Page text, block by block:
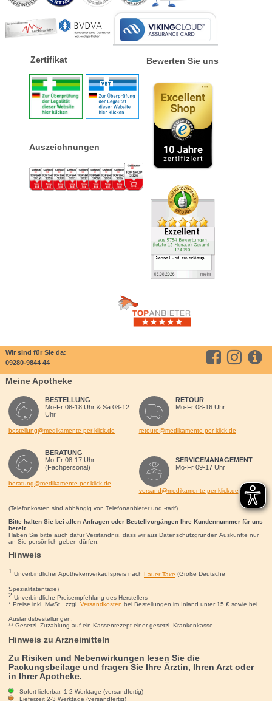
Zertifikat
Auszeichnungen
Bewerten Sie uns
Wir sind für Sie da:
09280-9844 44
Meine Apotheke
BESTELLUNG
Mo-Fr 08-18 Uhr & Sa 08-12
Uhr
bestellung@medikamente-per-klick.de
BERATUNG
Mo-Fr 08-17 Uhr
(Fachpersonal)
beratung@medikamente-per-klick.de
RETOUR
Mo-Fr 08-16 Uhr
retoure@medikamente-per-klick.de
SERVICEMANAGEMENT
Mo-Fr 09-17 Uhr
versand@medikamente-per-klick.de
(Telefonkosten sind abhängig von Telefonanbieter und -tarif)
Bitte halten Sie bei allen Anfragen oder Bestellvorgängen Ihre Kundennummer für uns
bereit.
Haben Sie bitte auch dafür Verständnis, dass wir aus Datenschutzgründen Auskünfte nur
an Sie persönlich geben dürfen.
Hinweis
1 Unverbindlicher Apothekenverkaufspreis nach Lauer-Taxe (Große Deutsche
Spezialitätentaxe)
2 Unverbindliche Preisempfehlung des Herstellers
* Preise inkl. MwSt., zzgl. Versandkosten bei Bestellungen im Inland unter 15 €sowie bei
Auslandsbestellungen.
** Gesetzl. Zuzahlung auf ein Kassenrezept einer gesetzl. Krankenkasse.
Hinweis zu Arzneimitteln
Zu Risiken und Nebenwirkungen lesen Sie die
Packungsbeilage und fragen Sie Ihre Ärztin, Ihren Arzt oder
in Ihrer Apotheke.
Sofort lieferbar, 1-2 Werktage (versandfertig)
Lieferzeit 2-3 Werktage (versandfertig)